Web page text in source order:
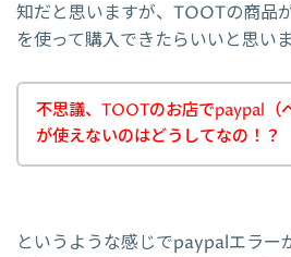
知だと思いますが、TOOTの商品
を使って購入できたらいいと思い
不思議、TOOTのお店でpaypal（
が使えないのはどうしてなの！？
というような感じでpaypalエラー